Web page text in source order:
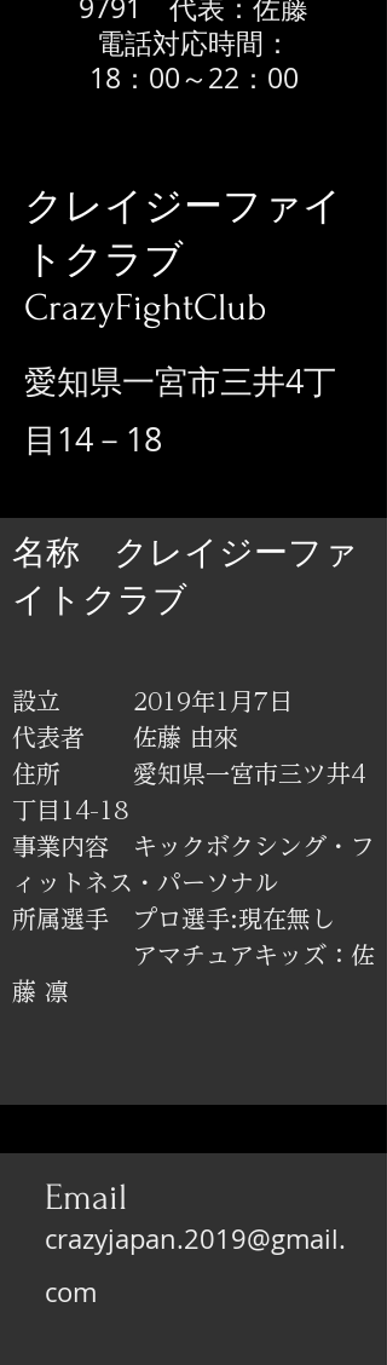
9791
代表：佐藤
​電話対応時間：
18：00～22：00
クレイジーファイ
トクラブ
CrazyFightClub
​愛知県一宮市三井4丁
目14－18
​名称 クレイジーファ
イトクラブ
設立 2019年1月7日
代表者 佐藤 由來
住所 愛知県一宮市三ツ井4
丁目14-18
事業内容 キックボクシング・フ
ィットネス・パーソナル
所属選手 プロ選手:現在無し
​ アマチュアキッズ：佐
藤 凛
Email
crazyjapan.2019@gmail.
com